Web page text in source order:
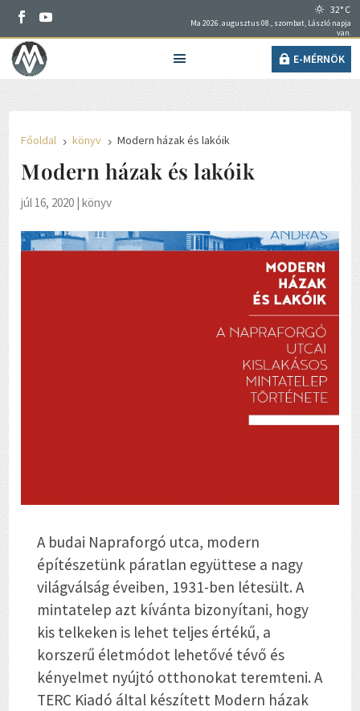
32° C
Ma 2026. augusztus 08., szombat, László napja
van.
E-MÉRNÖK
Főoldal 5 könyv 5 Modern házak és lakóik
Modern házak és lakóik
júl 16, 2020 |könyv
A budai Napraforgó utca, modern
építészetünk páratlan együttese a nagy
világválság éveiben, 1931-ben létesült. A
mintatelep azt kívánta bizonyítani, hogy
kis telkeken is lehet teljes értékű, a
korszerű életmódot lehetővé tévő és
kényelmet nyújtó otthonokat teremteni. A
TERC Kiadó által készített Modern házak